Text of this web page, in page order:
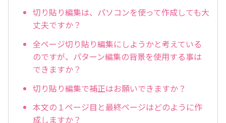
切り貼り編集は、パソコンを使って作成しても大
丈夫ですか？
全ページ切り貼り編集にしようかと考えている
のですが、パターン編集の背景を使用する事は
できますか？
切り貼り編集で補正はお願いできますか？
本文の１ページ目と最終ページはどのように作
成しますか？